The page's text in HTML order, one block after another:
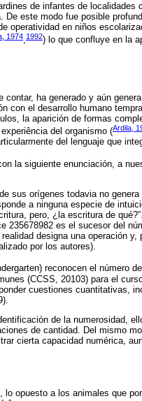
de infantes de localidades
este modo fue posible
operatividad en niños
1974,1992) lo que confluye en la
ha generado y aún
con el desarrollo humano
la aparición de formas
del organismo (Ardila,
del lenguaje que
la siguiente enunciación, a
sus orígenes todavia no
a ninguna especie de
pero, ¿la escritura de
es el sucesor del
designa una operación y,
por los autores).
reconocen el número
(CCSS, 20103) para el
cuestiones cuantitativas,
de la numerosidad,
de cantidad. Del mismo
cierta capacidad numérica,
opuesto a los animales que